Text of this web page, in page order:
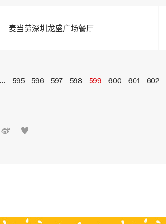
麦当劳深圳龙盛广场餐厅
... 595 596 597 598 599 600 601 602
 